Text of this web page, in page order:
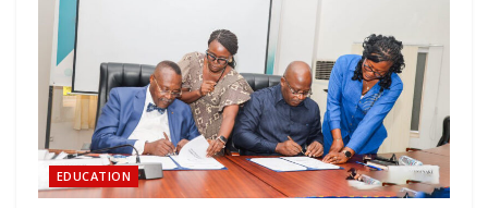
EDUCATION